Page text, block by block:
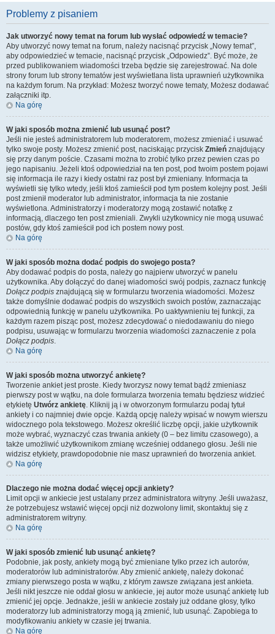
Problemy z pisaniem
Jak utworzyć nowy temat na forum lub wysłać odpowiedź w temacie?
Aby utworzyć nowy temat na forum, należy nacisnąć przycisk „Nowy temat”,
aby odpowiedzieć w temacie, nacisnąć przycisk „Odpowiedz”. Być może, że
przed publikowaniem wiadomości trzeba będzie się zarejestrować. Na dole
strony forum lub strony tematów jest wyświetlana lista uprawnień użytkownika
na każdym forum. Na przykład: Możesz tworzyć nowe tematy, Możesz dodawać
załączniki itp.
Na górę
W jaki sposób można zmienić lub usunąć post?
Jeśli nie jesteś administratorem lub moderatorem, możesz zmieniać i usuwać
tylko swoje posty. Możesz zmienić post, naciskając przycisk Zmień znajdujący
się przy danym poście. Czasami można to zrobić tylko przez pewien czas po
jego napisaniu. Jeżeli ktoś odpowiedział na ten post, pod twoim postem pojawi
się informacja ile razy i kiedy ostatni raz post był zmieniany. Informacja ta
wyświetli się tylko wtedy, jeśli ktoś zamieścił pod tym postem kolejny post. Jeśli
post zmienił moderator lub administrator, informacja ta nie zostanie
wyświetlona. Administratorzy i moderatorzy mogą zostawić notatkę z
informacją, dlaczego ten post zmieniali. Zwykli użytkownicy nie mogą usuwać
postów, gdy ktoś zamieścił pod ich postem nowy post.
Na górę
W jaki sposób można dodać podpis do swojego posta?
Aby dodawać podpis do posta, należy go najpierw utworzyć w panelu
użytkownika. Aby dołączyć do danej wiadomości swój podpis, zaznacz funkcję
Dołącz podpis znajdującą się w formularzu tworzenia wiadomości. Możesz
także domyślnie dodawać podpis do wszystkich swoich postów, zaznaczając
odpowiednią funkcję w panelu użytkownika. Po uaktywnieniu tej funkcji, za
każdym razem pisząc post, możesz zdecydować o niedodawaniu do niego
podpisu, usuwając w formularzu tworzenia wiadomości zaznaczenie z pola
Dołącz podpis.
Na górę
W jaki sposób można utworzyć ankietę?
Tworzenie ankiet jest proste. Kiedy tworzysz nowy temat bądź zmieniasz
pierwszy post w wątku, na dole formularza tworzenia tematu będziesz widzieć
etykietę Utwórz ankietę. Kliknij ją i w otworzonym formularzu podaj tytuł
ankiety i co najmniej dwie opcje. Każdą opcję należy wpisać w nowym wierszu
widocznego pola tekstowego. Możesz określić liczbę opcji, jakie użytkownik
może wybrać, wyznaczyć czas trwania ankiety (0 – bez limitu czasowego), a
także umożliwić użytkownikom zmianę wcześniej oddanego głosu. Jeśli nie
widzisz etykiety, prawdopodobnie nie masz uprawnień do tworzenia ankiet.
Na górę
Dlaczego nie można dodać więcej opcji ankiety?
Limit opcji w ankiecie jest ustalany przez administratora witryny. Jeśli uważasz,
że potrzebujesz wstawić więcej opcji niż dozwolony limit, skontaktuj się z
administratorem witryny.
Na górę
W jaki sposób zmienić lub usunąć ankietę?
Podobnie, jak posty, ankiety mogą być zmieniane tylko przez ich autorów,
moderatorów lub administratorów. Aby zmienić ankietę, należy dokonać
zmiany pierwszego posta w wątku, z którym zawsze związana jest ankieta.
Jeśli nikt jeszcze nie oddał głosu w ankiecie, jej autor może usunąć ankietę lub
zmienić jej opcje. Jednakże, jeśli w ankiecie zostały już oddane głosy, tylko
moderatorzy lub administratorzy mogą ją zmienić, lub usunąć. Zapobiega to
modyfikowaniu ankiety w czasie jej trwania.
Na górę